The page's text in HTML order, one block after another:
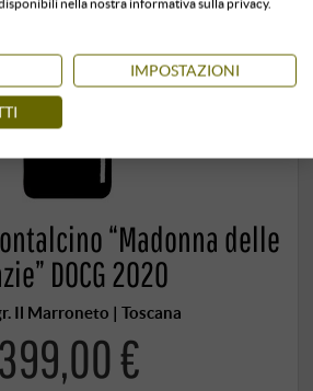
“Madonna delle
DOCG 2020
Il Marroneto | Toscana
399,00 €
nella nostra informativa sulla privacy.
IMPOSTAZIONI